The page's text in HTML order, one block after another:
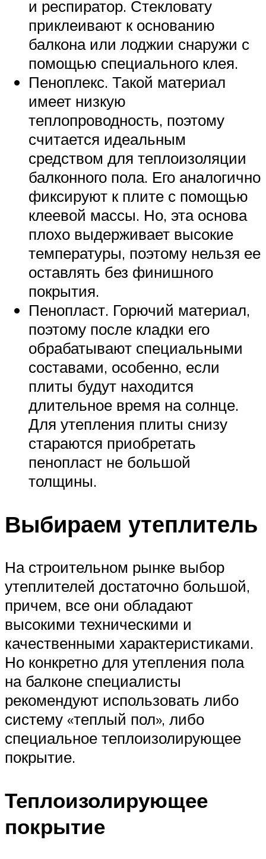
и респиратор. Стекловату
приклеивают к основанию
балкона или лоджии снаружи с
помощью специального клея.
Пеноплекс. Такой материал
имеет низкую
теплопроводность, поэтому
считается идеальным
средством для теплоизоляции
балконного пола. Его аналогично
фиксируют к плите с помощью
клеевой массы. Но, эта основа
плохо выдерживает высокие
температуры, поэтому нельзя ее
оставлять без финишного
покрытия.
Пенопласт. Горючий материал,
поэтому после кладки его
обрабатывают специальными
составами, особенно, если
плиты будут находится
длительное время на солнце.
Для утепления плиты снизу
стараются приобретать
пенопласт не большой
толщины.
Выбираем утеплитель
На строительном рынке выбор
утеплителей достаточно большой,
причем, все они обладают
высокими техническими и
качественными характеристиками.
Но конкретно для утепления пола
на балконе специалисты
рекомендуют использовать либо
систему «теплый пол», либо
специальное теплоизолирующее
покрытие.
Теплоизолирующее
покрытие